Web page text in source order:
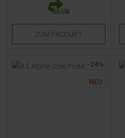
ZUM PRODUKT
-24%
NEU